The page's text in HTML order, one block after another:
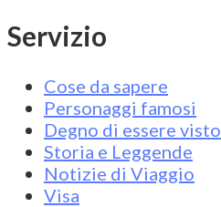
Servizio
Cose da sapere
Personaggi famosi
Degno di essere visto
Storia e Leggende
Notizie di Viaggio
Visa